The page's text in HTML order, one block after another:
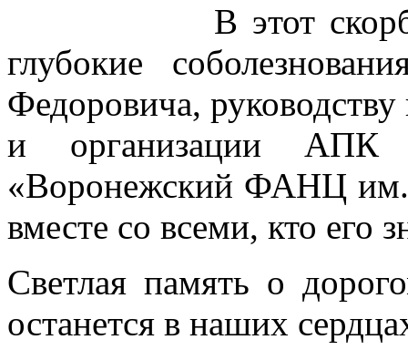
В этот скорбный
глубокие
Федоровича,
и организации
«Воронежский ФАНЦ
вместе со всеми, кто его
Светлая память о
останется в наших